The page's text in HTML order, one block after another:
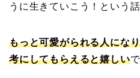
うに生きていこう！という
もっと可愛がられる人にな
考にしてもらえると嬉しい